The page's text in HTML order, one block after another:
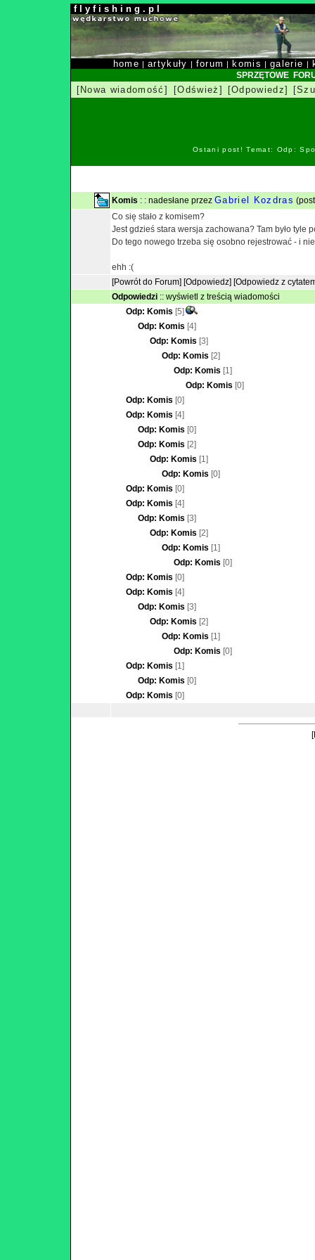
f l y f i s h i n g . p l
home |artykuły | forum | komis |galerie |
SPRZĘTOWE
[Nowa wiadomość] [Odśwież] [Odpowiedz]
Ostani post! Temat: Odp:
Komis : : nadesłane przez Gabriel Kozdras
Co się stało z komisem?
Jest gdzieś stara wersja zachowana? Tam było tyle
Do tego nowego trzeba się osobno rejestrować - i
ehh :(
[Powrót do Forum] [Odpowiedz] [Odpowiedz z
Odpowiedzi :: wyświetl z treścią wiadomości
Odp: Komis [5]
Odp: Komis [4]
Odp: Komis [3]
Odp: Komis [2]
Odp: Komis [1]
Odp: Komis [0]
Odp: Komis [0]
Odp: Komis [4]
Odp: Komis [0]
Odp: Komis [2]
Odp: Komis [1]
Odp: Komis [0]
Odp: Komis [0]
Odp: Komis [4]
Odp: Komis [3]
Odp: Komis [2]
Odp: Komis [1]
Odp: Komis [0]
Odp: Komis [0]
Odp: Komis [4]
Odp: Komis [3]
Odp: Komis [2]
Odp: Komis [1]
Odp: Komis [0]
Odp: Komis [1]
Odp: Komis [0]
Odp: Komis [0]